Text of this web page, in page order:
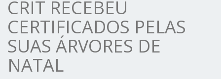
CRIT RECEBEU
CERTIFICADOS PELAS
SUAS ÁRVORES DE
NATAL